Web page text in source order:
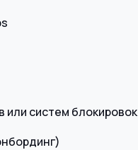
систем блокировок